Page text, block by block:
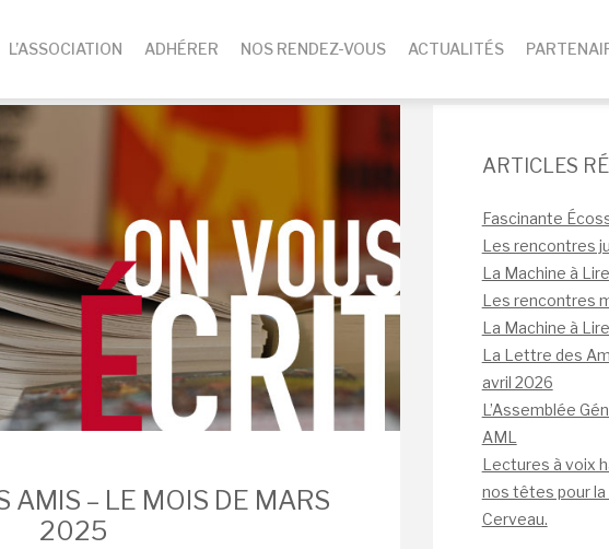
L’ASSOCIATION ADHÉRER NOS RENDEZ-VOUS ACTUALITÉS
AMIS – LE MOIS DE MARS
2025
ARTICLES
Fascinante
Les rencontres
La Machine à
Les rencontres
La Machine à
La Lettre des
avril 2026
L’Assemblée
AML
Lectures à voix
nos têtes pour la
Cerveau.